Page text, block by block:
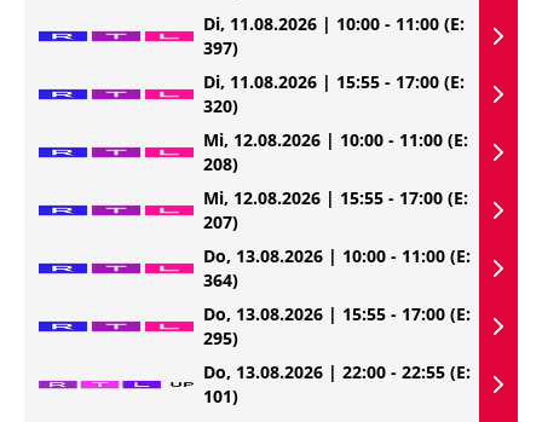
Di, 11.08.2026 | 10:00 - 11:00 (E:
397)
Di, 11.08.2026 | 15:55 - 17:00 (E:
320)
Mi, 12.08.2026 | 10:00 - 11:00 (E:
208)
Mi, 12.08.2026 | 15:55 - 17:00 (E:
207)
Do, 13.08.2026 | 10:00 - 11:00 (E:
364)
Do, 13.08.2026 | 15:55 - 17:00 (E:
295)
Do, 13.08.2026 | 22:00 - 22:55 (E:
101)